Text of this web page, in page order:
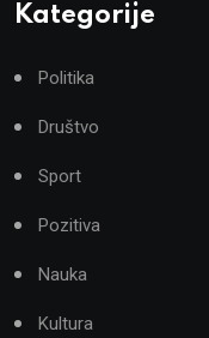
Kategorije
Politika
Društvo
Sport
Pozitiva
Nauka
Kultura